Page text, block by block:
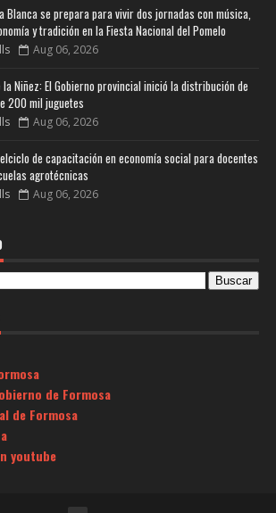
Blanca se prepara para vivir dos jornadas con música,
y tradición en la Fiesta Nacional del Pomelo
Aug 06, 2026
la Niñez: El Gobierno provincial inició la distribución de
200 mil juguetes
Aug 06, 2026
de capacitación en economía social para docentes
agrotécnicas
Aug 06, 2026
de Formosa
de Formosa
youtube